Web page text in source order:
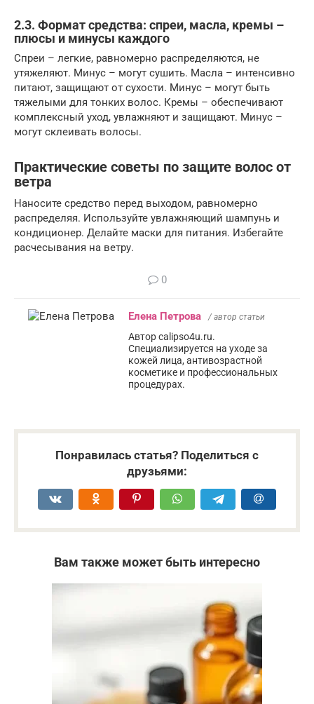
2.3. Формат средства: спреи, масла, кремы –
плюсы и минусы каждого
Спреи – легкие, равномерно распределяются, не
утяжеляют. Минус – могут сушить. Масла – интенсивно
питают, защищают от сухости. Минус – могут быть
тяжелыми для тонких волос. Кремы – обеспечивают
комплексный уход, увлажняют и защищают. Минус –
могут склеивать волосы.
Практические советы по защите волос от
ветра
Наносите средство перед выходом, равномерно
распределяя. Используйте увлажняющий шампунь и
кондиционер. Делайте маски для питания. Избегайте
расчесывания на ветру.
0
Елена Петрова / автор статьи
Автор calipso4u.ru.
Специализируется на уходе за
кожей лица, антивозрастной
косметике и профессиональных
процедурах.
Понравилась статья? Поделиться с
друзьями:
Вам также может быть интересно